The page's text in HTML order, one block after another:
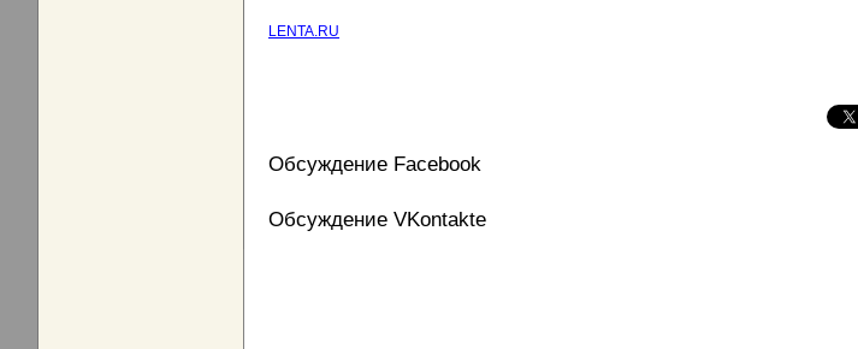
LENTA.RU
Обсуждение Facebook
Обсуждение VKontakte